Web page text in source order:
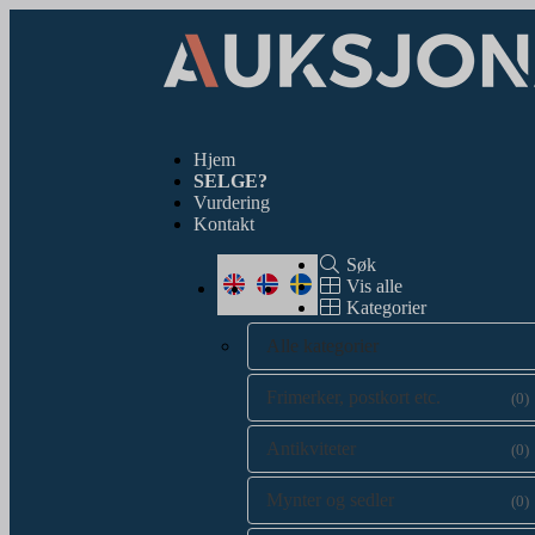
Hjem
SELGE?
Vurdering
Kontakt
Søk
Vis alle
Kategorier
Alle kategorier
Frimerker, postkort etc. (0)
Antikviteter (0)
Mynter og sedler (0)